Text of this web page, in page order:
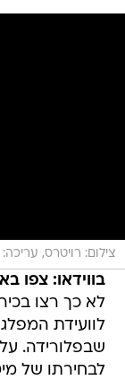
צילום: רויטרס, עריכה:
בווידאו: צפו
לא כך רצו
לוועידת
שבפלורידה. על
לבחירתו של